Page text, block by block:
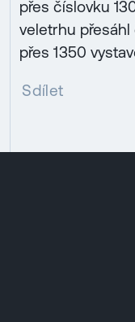
přes číslovku
veletrhu přesáhl
přes 1350
Sdílet